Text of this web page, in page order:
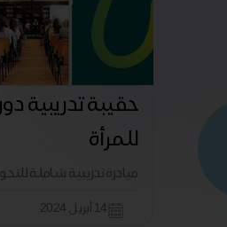
حقيبة تدريبية
للمرأة
مبادرة تدريبية شاملة
14 أبريل 2024